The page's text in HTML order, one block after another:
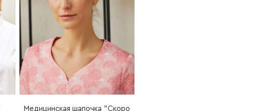
Медицинская шапочка "Скоро